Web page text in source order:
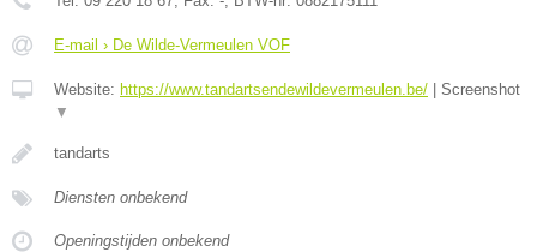
E-mail › De Wilde-Vermeulen VOF
Website: https://www.tandartsendewildevermeulen.be/
Screenshot
▼
tandarts
Diensten onbekend
Openingstijden onbekend